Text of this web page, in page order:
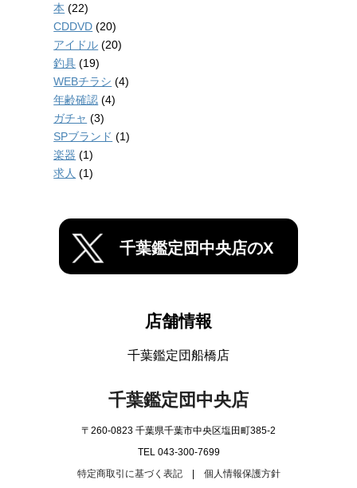
本 (22)
CDDVD (20)
アイドル (20)
釣具 (19)
WEBチラシ (4)
年齢確認 (4)
ガチャ (3)
SPブランド (1)
楽器 (1)
求人 (1)
千葉鑑定団中央店のX
店舗情報
千葉鑑定団船橋店
千葉鑑定団中央店
〒260-0823 千葉県千葉市中央区塩田町385-2
TEL 043-300-7699
特定商取引に基づく表記| 個人情報保護方針